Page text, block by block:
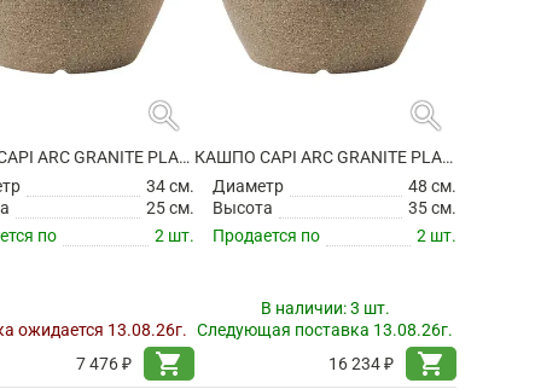
search
КАШПО CAPI ARC GRANITE PLANTER BALL WARM TAUPE
34 см.
25 см.
по
2 шт.
ожидается 13.08.26г.
7 476 ₽
shopping_cart
search
КАШПО CAPI ARC GRANITE PLANTER BALL WARM TAUPE
Диаметр
48 см.
Высота
35 см.
Продается по
2 шт.
В наличии:3 шт.
Следующая поставка 13.08.26г.
16 234 ₽
shopping_cart